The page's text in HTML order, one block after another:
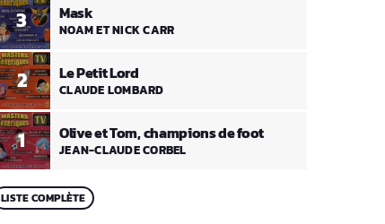
1 Olive et Tom, champions de foot
JEAN-CLAUDE CORBEL
2 Le Petit Lord
CLAUDE LOMBARD
3 Mask
NOAM ET NICK CARR
LISTE COMPLÈTE